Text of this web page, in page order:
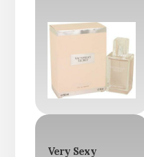
Very Sexy